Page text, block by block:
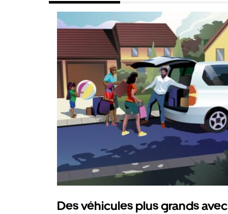
Des véhicules plus grands avec